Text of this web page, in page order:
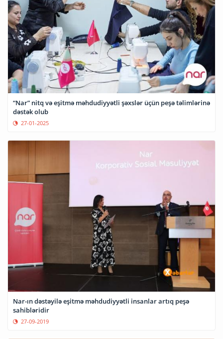
“Nar” nitq və eşitmə məhdudiyyətli şəxslər üçün peşə təlimlərinə
dəstək olub
27-01-2025
Nar-ın dəstəyilə eşitmə məhdudiyyətli insanlar artıq peşə
sahibləridir
27-09-2019